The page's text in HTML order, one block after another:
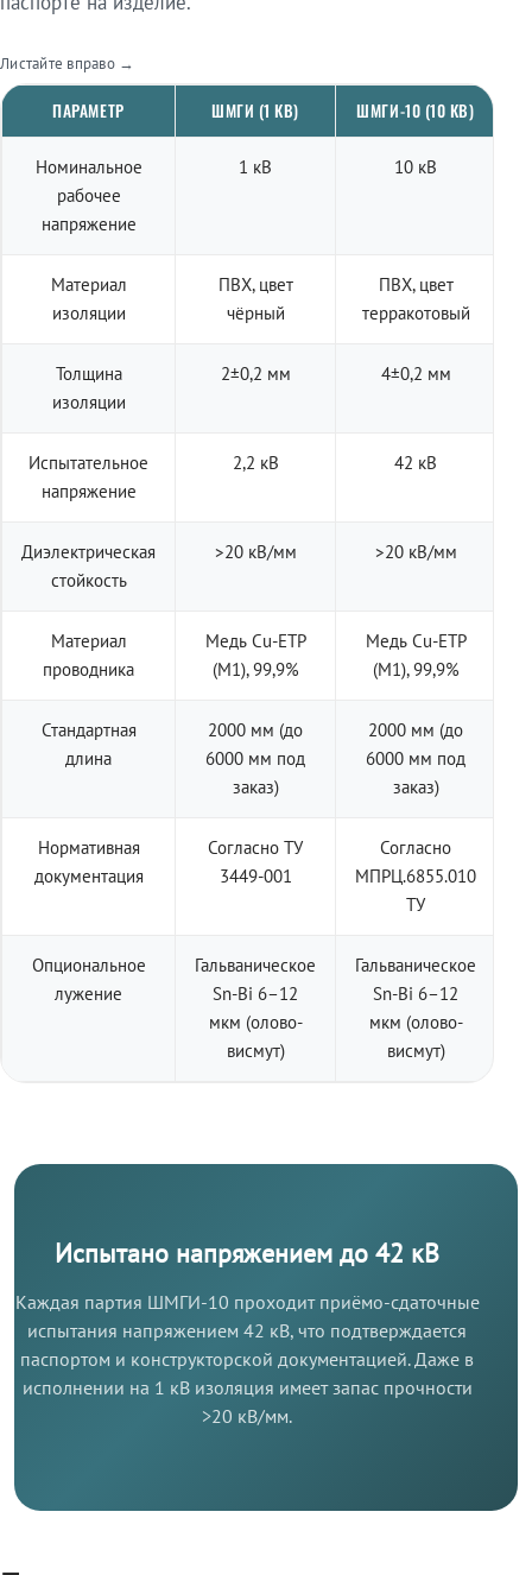
Листайте вправо →
ПАРАМЕТР ШМГИ (1 КВ) ШМГИ-10 (10 КВ)
Номинальное
рабочее
напряжение
1 кВ 10 кВ
Материал
изоляции
ПВХ, цвет
чёрный
ПВХ, цвет
терракотовый
Толщина
изоляции
2±0,2 мм 4±0,2 мм
Испытательное
напряжение
2,2 кВ 42 кВ
Диэлектрическая
стойкость
>20 кВ/мм >20 кВ/мм
Материал
проводника
Медь Cu-ETP
(M1), 99,9%
Медь Cu-ETP
(M1), 99,9%
Стандартная
длина
2000 мм (до
6000 мм под
заказ)
2000 мм (до
6000 мм под
заказ)
Нормативная
документация
Согласно ТУ
3449-001
Согласно
МПРЦ.6855.010
ТУ
Опциональное
лужение
Гальваническое
Sn-Bi 6–12
мкм (олово-
висмут)
Гальваническое
Sn-Bi 6–12
мкм (олово-
висмут)
Испытано напряжением до 42 кВ
Каждая партия ШМГИ-10 проходит приёмо-сдаточные
испытания напряжением 42 кВ, что подтверждается
паспортом и конструкторской документацией. Даже в
исполнении на 1 кВ изоляция имеет запас прочности
>20 кВ/мм.